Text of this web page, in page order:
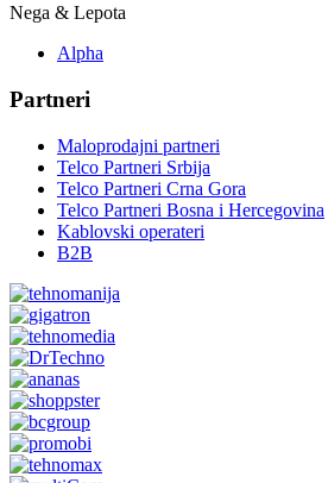
Nega & Lepota
Alpha
Partneri
Maloprodajni partneri
Telco Partneri Srbija
Telco Partneri Crna Gora
Telco Partneri Bosna i Hercegovina
Kablovski operateri
B2B